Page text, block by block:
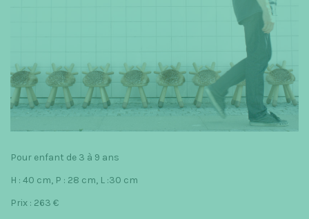
Pour enfant de 3 à 9 ans
H : 40 cm, P : 28 cm, L :30 cm
Prix : 263 €